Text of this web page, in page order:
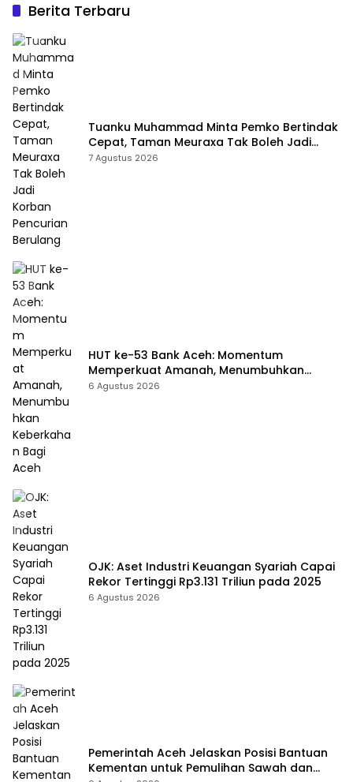
Berita Terbaru
Tuanku Muhammad Minta Pemko Bertindak
Cepat, Taman Meuraxa Tak Boleh Jadi
Korban Pencurian Berulang
7 Agustus 2026
HUT ke-53 Bank Aceh: Momentum
Memperkuat Amanah, Menumbuhkan
Keberkahan Bagi Aceh
6 Agustus 2026
OJK: Aset Industri Keuangan Syariah Capai
Rekor Tertinggi Rp3.131 Triliun pada 2025
6 Agustus 2026
Pemerintah Aceh Jelaskan Posisi Bantuan
Kementan untuk Pemulihan Sawah dan